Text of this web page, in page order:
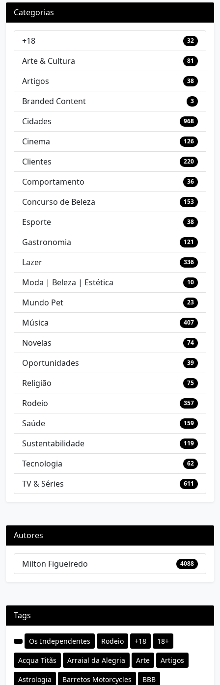
Categorias
+18 32
Arte & Cultura 81
Artigos 38
Branded Content 3
Cidades 968
Cinema 126
Clientes 220
Comportamento 36
Concurso de Beleza 153
Esporte 38
Gastronomia 121
Lazer 336
Moda | Beleza | Estética 10
Mundo Pet 23
Música 407
Novelas 74
Oportunidades 39
Religião 75
Rodeio 357
Saúde 159
Sustentabilidade 119
Tecnologia 62
TV & Séries 611
Autores
Milton Figueiredo 4088
Tags
Os Independentes Rodeio +18 18+
Acqua Titãs Arraial da Alegria Arte Artigos
Astrologia Barretos Motorcycles BBB